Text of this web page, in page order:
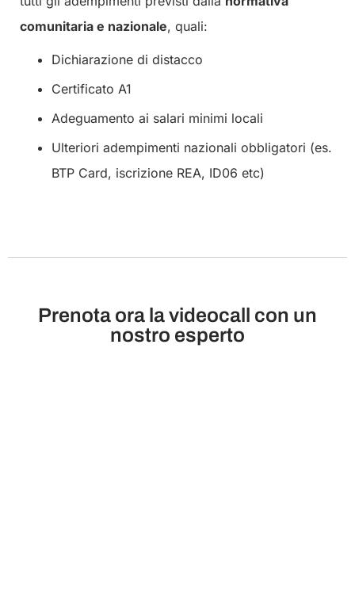
comunitaria e nazionale, quali:
Dichiarazione di distacco
Certificato A1
Adeguamento ai salari minimi locali
Ulteriori adempimenti nazionali obbligatori (es.
BTP Card, iscrizione REA, ID06 etc)
Prenota ora la videocall con un
nostro esperto